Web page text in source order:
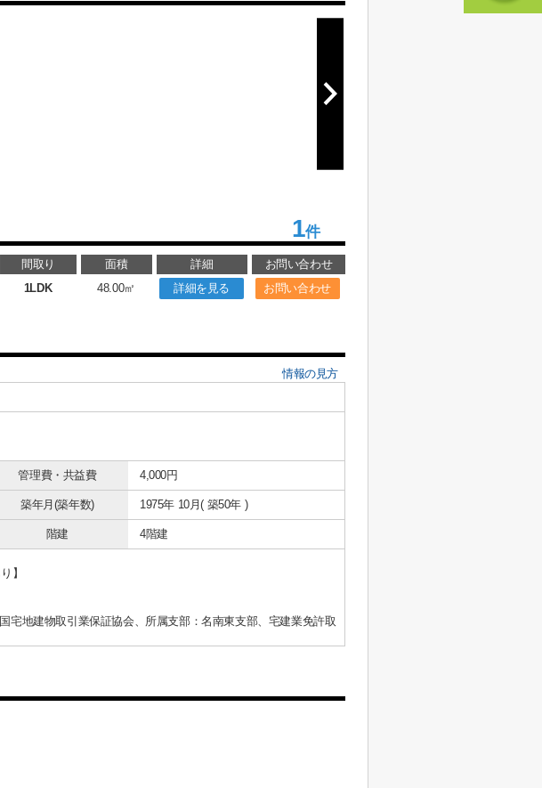
1件
間取り 面積 詳細
お問い合わせ
1LDK 48.00㎡ 詳細を見る お問い合わせ
情報の見方
管理費・共益費 4,000円
築年月(築年数) 1975年 10月( 築50年 )
階建 4階建
】
宅地建物取引業保証協会、所属支部：名南東支部、宅建業免許取